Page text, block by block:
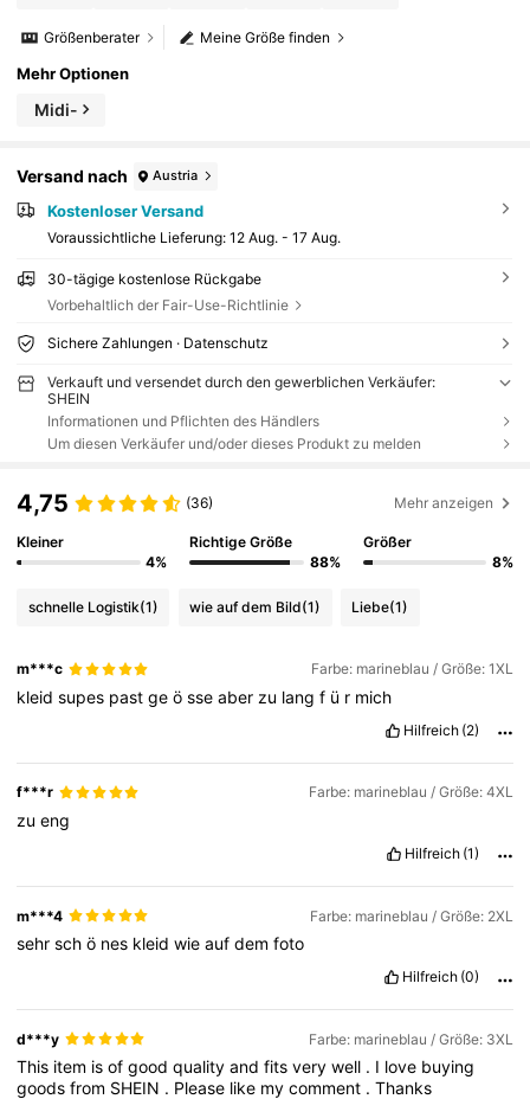
Meine Größe finden
Größenberater
Mehr Optionen
Midi-
Versand nach Austria
Kostenloser Versand
Voraussichtliche Lieferung: 12 Aug. - 17 Aug.
30-tägige kostenlose Rückgabe
Vorbehaltlich der Fair-Use-Richtlinie
Sichere Zahlungen · Datenschutz
Verkauft und versendet durch den gewerblichen Verkäufer:
SHEIN
Informationen und Pflichten des Händlers
Um diesen Verkäufer und/oder dieses Produkt zu melden
4,75 (36) Mehr anzeigen
Kleiner
4%
Richtige Größe
88%
Größer
8%
schnelle Logistik(1) wie auf dem Bild(1) Liebe(1)
m***c Farbe: marineblau / Größe: 1XL
kleidsupes pastgeösseaber zu langf ü r mich
Hilfreich (2)
f***r Farbe: marineblau / Größe: 4XL
zueng
Hilfreich (1)
m***4 Farbe: marineblau / Größe: 2XL
sehrschö nes kleidwieaufdemfoto
Hilfreich (0)
d***y Farbe: marineblau / Größe: 3XL
This item isofgoodqualityandfitsverywell . I love buying
goodsfrom SHEIN . Please like mycomment .Thanks